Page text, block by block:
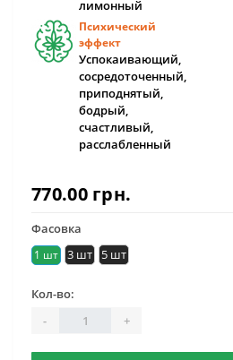
лимонный
Психический
эффект
Успокаивающий,
сосредоточенный,
приподнятый,
бодрый,
счастливый,
расслабленный
770.00 грн.
Фасовка
1 шт 3 шт 5 шт
Кол-во:
-
+